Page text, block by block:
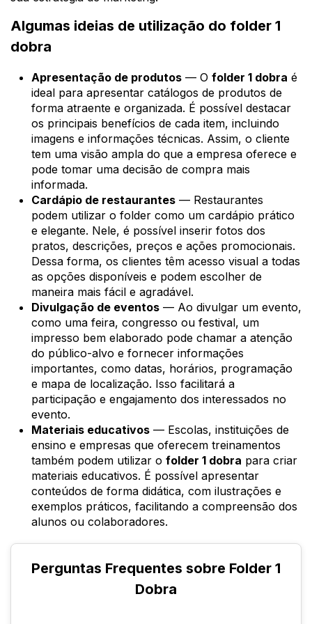
Algumas ideias de utilização do folder 1
dobra
Apresentação de produtos — O folder 1 dobra é
ideal para apresentar catálogos de produtos de
forma atraente e organizada. É possível destacar
os principais benefícios de cada item, incluindo
imagens e informações técnicas. Assim, o cliente
tem uma visão ampla do que a empresa oferece e
pode tomar uma decisão de compra mais
informada.
Cardápio de restaurantes — Restaurantes
podem utilizar o folder como um cardápio prático
e elegante. Nele, é possível inserir fotos dos
pratos, descrições, preços e ações promocionais.
Dessa forma, os clientes têm acesso visual a todas
as opções disponíveis e podem escolher de
maneira mais fácil e agradável.
Divulgação de eventos — Ao divulgar um evento,
como uma feira, congresso ou festival, um
impresso bem elaborado pode chamar a atenção
do público-alvo e fornecer informações
importantes, como datas, horários, programação
e mapa de localização. Isso facilitará a
participação e engajamento dos interessados no
evento.
Materiais educativos — Escolas, instituições de
ensino e empresas que oferecem treinamentos
também podem utilizar o folder 1 dobra para criar
materiais educativos. É possível apresentar
conteúdos de forma didática, com ilustrações e
exemplos práticos, facilitando a compreensão dos
alunos ou colaboradores.
Perguntas Frequentes sobre Folder 1
Dobra